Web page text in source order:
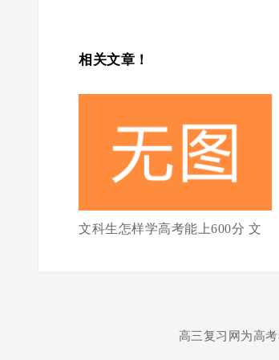
相关文章！
文科生怎样学高考能上600分 文
高三复习网为高